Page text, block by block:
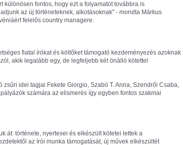
különösen fontos, hogy ezt a folyamatot továbbra is
az új történeteknek, alkotásoknak" - mondta Márkus
felelős country managere.
fiatal írókat és költőket támogató kezdeményezés azoknak
akik legalább egy, de legfeljebb két önálló kötettel
idei tagjai Fekete Giorgio, Szabó T. Anna, Szendrői Csaba,
számára az elismerés így egyben fontos szakmai
át: története, nyertesei és elkészült kötetei lettek a
az írói munka támogatását, új művek elkészültét